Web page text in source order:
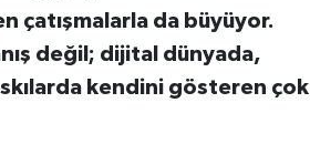
çatışmalarla da büyüyor.
değil; dijital dünyada,
kendini gösteren çok